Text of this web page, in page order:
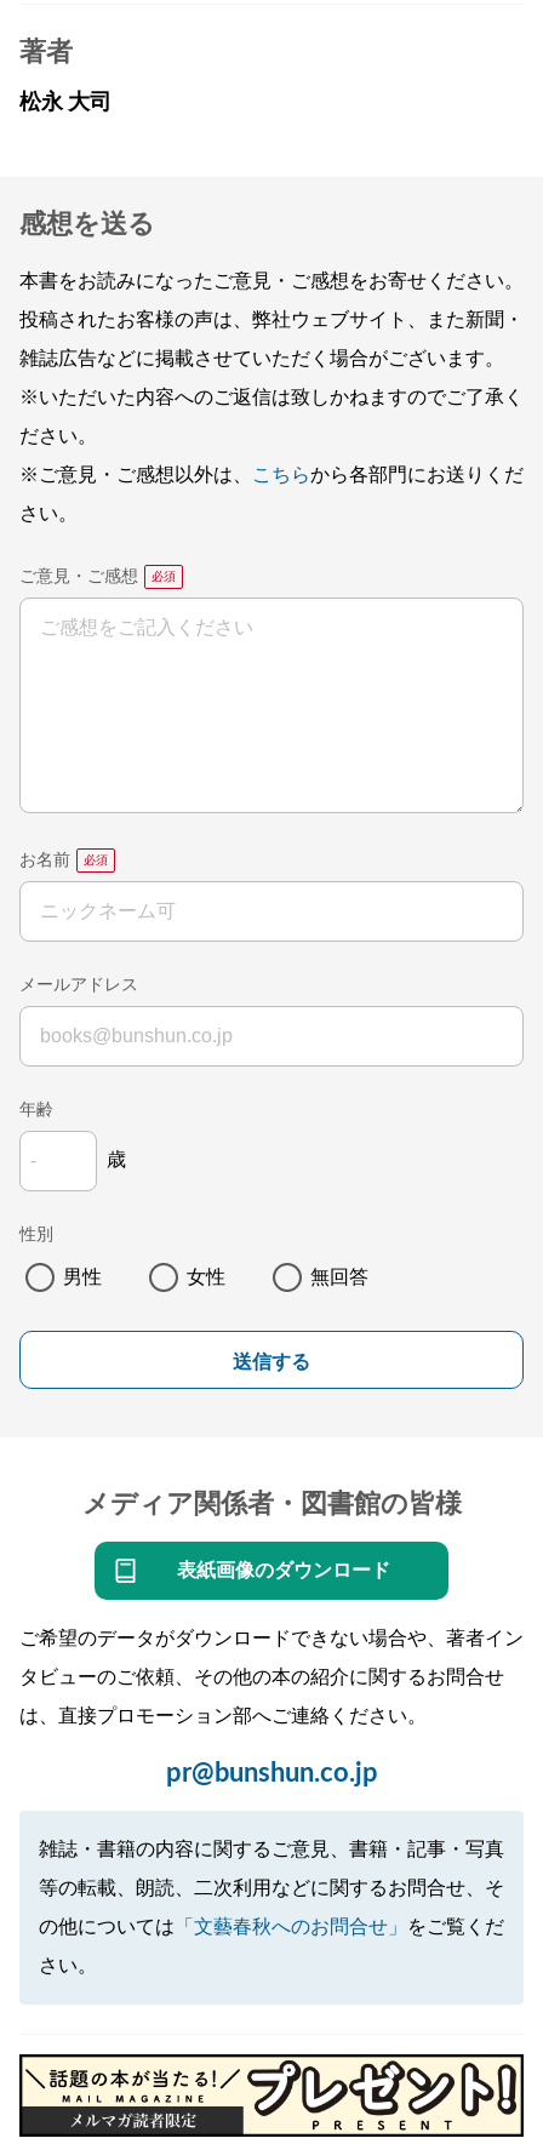
著者
松永 大司
感想を送る
本書をお読みになったご意見・ご感想をお寄せください。
投稿されたお客様の声は、弊社ウェブサイト、また新聞・
雑誌広告などに掲載させていただく場合がございます。
※いただいた内容へのご返信は致しかねますのでご了承く
ださい。
※ご意見・ご感想以外は、
こちらから各部門にお送りくだ
さい。
ご意見・ご感想
お名前
メールアドレス
年齢
歳
性別
男性 女性 無回答
送信する
メディア関係者・図書館の皆様
表紙画像のダウンロード
ご希望のデータがダウンロードできない場合や、著者イン
タビューのご依頼、その他の本の紹介に関するお問合せ
は、直接プロモーション部へご連絡ください。
pr@bunshun.co.jp
雑誌・書籍の内容に関するご意見、書籍・記事・写真
等の転載、朗読、二次利用などに関するお問合せ、そ
の他については 「文藝春秋へのお問合せ」
をご覧くだ
さい。